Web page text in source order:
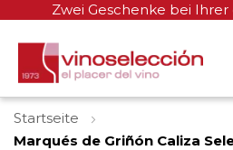
Zwei Geschenke bei
Startseite
Marqués de Griñón Caliza